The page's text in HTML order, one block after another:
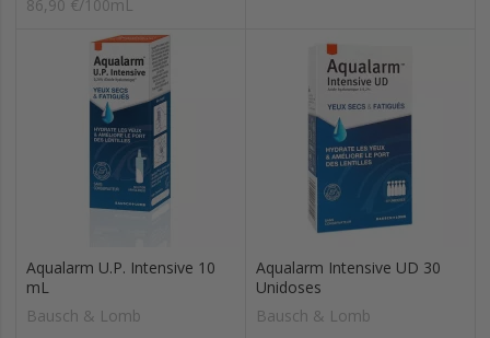
86,90 €/100mL
Aqualarm U.P. Intensive 10
mL
Bausch & Lomb
Aqualarm Intensive UD 30
Unidoses
Bausch & Lomb